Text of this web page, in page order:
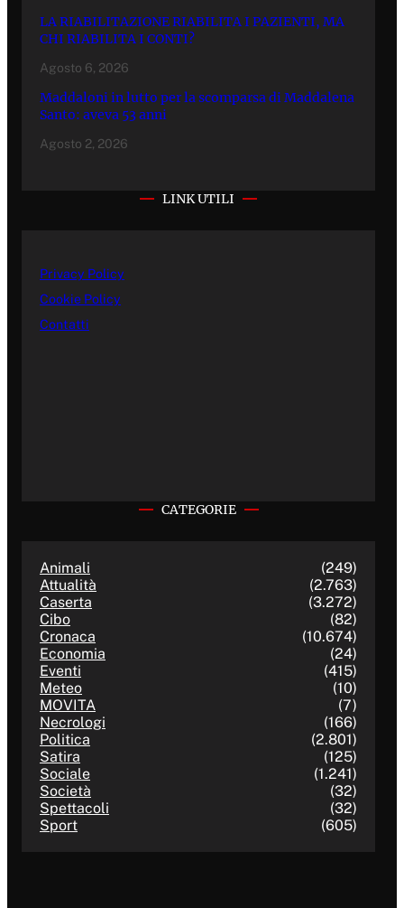
LA RIABILITAZIONE RIABILITA I PAZIENTI, MA
CHI RIABILITA I CONTI?
Agosto 6, 2026
Maddaloni in lutto per la scomparsa di Maddalena
Santo: aveva 53 anni
Agosto 2, 2026
LINK UTILI
Privacy Policy
Cookie Policy
Contatti
CATEGORIE
Animali
(249)
Attualità
(2.763)
Caserta
(3.272)
Cibo
(82)
Cronaca
(10.674)
Economia
(24)
Eventi
(415)
Meteo
(10)
MOVITA
(7)
Necrologi
(166)
Politica
(2.801)
Satira
(125)
Sociale
(1.241)
Società
(32)
Spettacoli
(32)
Sport
(605)